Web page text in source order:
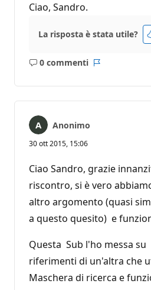
Ciao, Sandro.
La risposta è stata utile?
0 commenti
Nessun
Report
Anonimo
30 ott 2015, 15:06
Ciao Sandro, grazie
riscontro, si è vero
altro argomento (quasi
a questo quesito) e
Questa Sub l'ho messa
riferimenti di un'altra che
Maschera di ricerca e